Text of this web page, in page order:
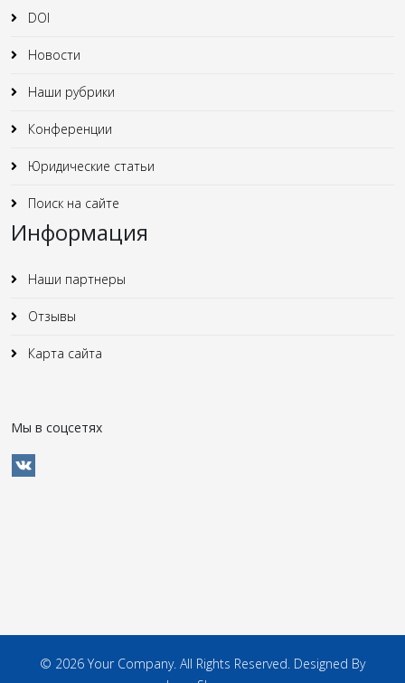
DOI
Новости
Наши рубрики
Конференции
Юридические статьи
Поиск на сайте
Информация
Наши партнеры
Отзывы
Карта сайта
Мы в соцсетях
© 2026 Your Company. All Rights Reserved. Designed By